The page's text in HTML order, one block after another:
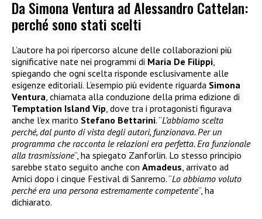
Da Simona Ventura ad Alessandro Cattelan:
perché sono stati scelti
L’autore ha poi ripercorso alcune delle collaborazioni più
significative nate nei programmi di Maria De Filippi,
spiegando che ogni scelta risponde esclusivamente alle
esigenze editoriali. L’esempio più evidente riguarda Simona
Ventura, chiamata alla conduzione della prima edizione di
Temptation Island Vip, dove tra i protagonisti figurava
anche l’ex marito Stefano Bettarini. “L’abbiamo scelta
perché, dal punto di vista degli autori, funzionava. Per un
programma che racconta le relazioni era perfetta. Era funzionale
alla trasmissione“, ha spiegato Zanforlin. Lo stesso principio
sarebbe stato seguito anche con Amadeus, arrivato ad
Amici dopo i cinque Festival di Sanremo. “Lo abbiamo voluto
perché era una persona estremamente competente“, ha
dichiarato.